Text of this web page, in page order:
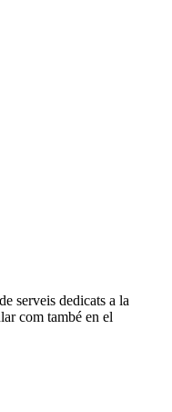
serveis dedicats a la
com també en el